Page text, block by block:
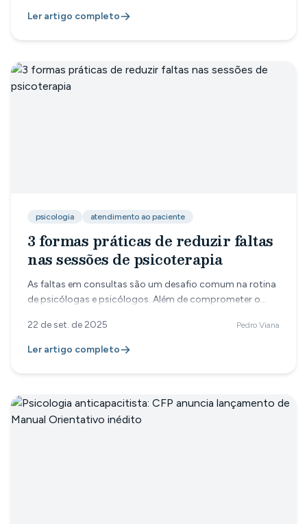
público, ativistas e sociedade civil a refletir sobre como
adolescentes no centro das discussões regulatórias —
com destaque pa
Ler artigo completo
psicologia atendimento ao paciente
3 formas práticas de reduzir faltas
nas sessões de psicoterapia
As faltas em consultas são um desafio comum na rotina
de psicólogas e psicólogos. Além de comprometer o
financeiros e até dificultar a continuidade do processo
terapêutico para o paciente. A boa notícia é que existem
esquecendo do horário marcado, principalmente
quando a rotina é corrida. Com lembr
22 de set. de 2025 Pedro Viana
Ler artigo completo